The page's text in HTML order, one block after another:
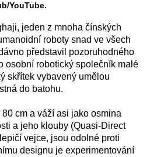
YouTube.
jeden z mnoha čínských
roboty snad ve všech
představil pozoruhodného
osobní robotický společník malé
skřítek vybavený umělou
do batohu.
cm a váží asi jako osmina
a jeho klouby (Quasi-Direct
vejce, jsou odolné proti
designu je experimentování